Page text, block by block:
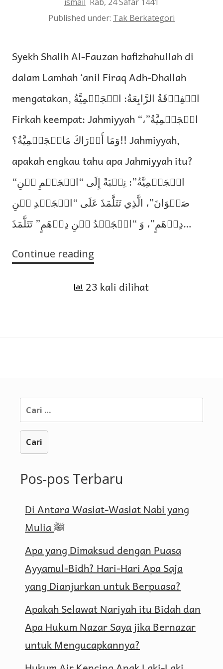
Published under: Tak Berkategori
Syekh Shalih Al-Fauzan hafizhahullah di
dalam Lamhah ‘anil Firaq Adh-Dhallah
mengatakan, الۡفِرۡقَةُ الرَّابِعَةُ: الۡجَهۡمِيَّةُ
Firkah keempat: Jahmiyyah “الۡجَهۡمِيَّةُ”،
وَمَا أَدۡرَاكَ مَالۡجَهۡمِيَّةُ؟!! Jahmiyyah,
apakah engkau tahu apa Jahmiyyah itu?
“الۡجَهۡمِيَّةُ”: نِسۡبَةً إِلَى “الۡجَهۡمِ بۡنِ
صَفۡوَانَ”، الَّذِي تَتَلَّمَذَ عَلَى “الۡجَعۡدِ بۡنِ
دِرۡهَمٍ”، وَ “الۡجَعۡدُ بۡنِ دِرۡهَمٍ” تَتَلَّمَذَ…
Continue reading
23 kali dilihat
Cari
untuk:
Pos-pos Terbaru
Di Antara Wasiat-Wasiat Nabi yang
Mulia ﷺ
Apa yang Dimaksud dengan Puasa
Ayyamul-Bidh? Hari-Hari Apa Saja
yang Dianjurkan untuk Berpuasa?
Apakah Selawat Nariyah itu Bidah dan
Apa Hukum Nazar Saya jika Bernazar
untuk Mengucapkannya?